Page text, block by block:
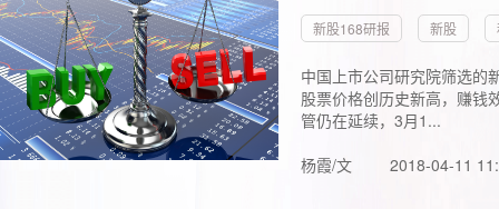
新股168研报 新股
中国上市公司研究院筛选的
股票价格创历史新高，赚钱
管仍在延续，3月1...
杨霞/文
2018-04-11